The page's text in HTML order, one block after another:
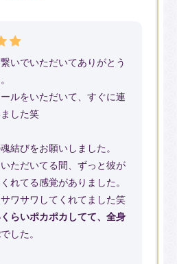
いでいただいてありがとう
ルをいただいて、すぐに連
した笑
結びをお願いしました。
ただいてる間、ずっと彼が
れてる感覚がありました。
ワサワしてくれてました笑
らいポカポカしてて、全身
でした。